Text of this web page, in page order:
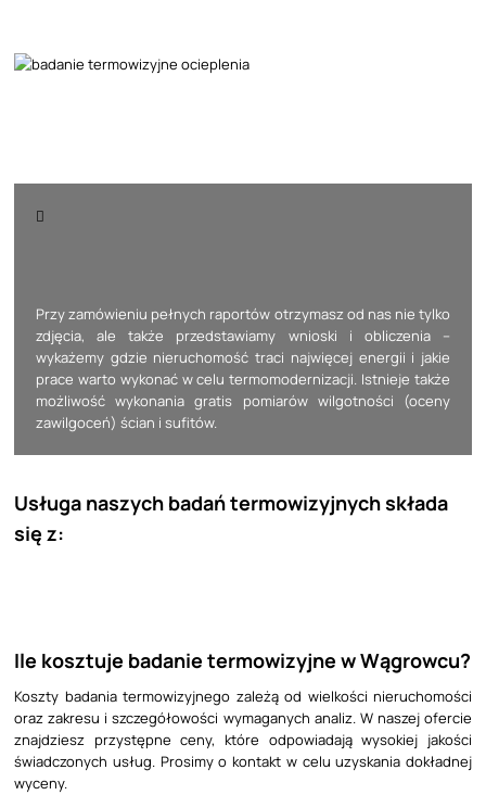
Przy zamówieniu pełnych raportów otrzymasz od nas nie tylko
zdjęcia, ale także przedstawiamy wnioski i obliczenia –
wykażemy gdzie nieruchomość traci najwięcej energii i jakie
prace warto wykonać w celu termomodernizacji. Istnieje także
możliwość wykonania gratis pomiarów wilgotności (oceny
zawilgoceń) ścian i sufitów.
Usługa naszych badań termowizyjnych składa
się z:
Ile kosztuje badanie termowizyjne w Wągrowcu?
Koszty badania termowizyjnego zależą od wielkości nieruchomości
oraz zakresu i szczegółowości wymaganych analiz. W naszej ofercie
znajdziesz przystępne ceny, które odpowiadają wysokiej jakości
świadczonych usług. Prosimy o kontakt w celu uzyskania dokładnej
wyceny.